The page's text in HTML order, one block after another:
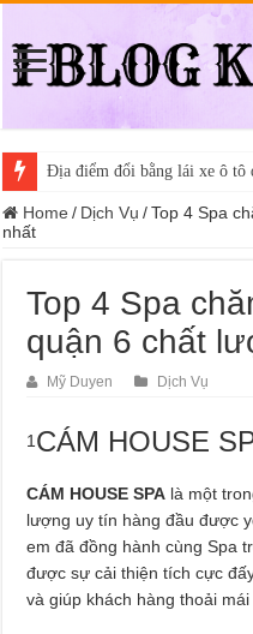
Địa điểm đổi bằng lái xe ô tô
Trung tâm nào học thi giấy
Home / Dịch Vụ / Top 4 Spa
nhất
Top 4 Spa
quận 6 chất
Mỹ Duyen Dịch Vụ
1 CÁM HOUSE
CÁM HOUSE SPA là một
lượng uy tín hàng đầu được
em đã đồng hành cùng Spa
được sự cải thiện tích cực
và giúp khách hàng thoải